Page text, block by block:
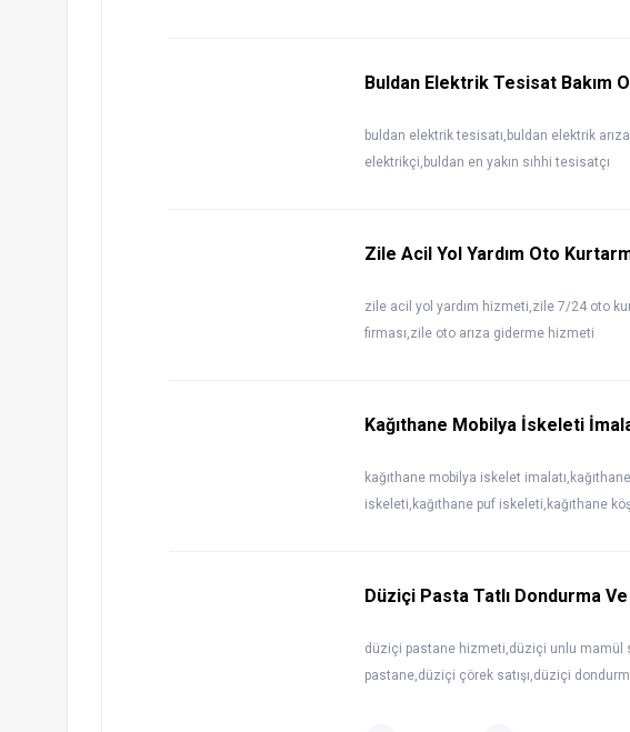
Buldan Elektrik Tesisat Bakım
buldan elektrik tesisatı,buldan elektrik
elektrikçi,buldan en yakın sıhhi tesisatçı
Zile Acil Yol Yardım Oto
zile acil yol yardım hizmeti,zile 7/24 oto
firması,zile oto arıza giderme hizmeti
Kağıthane Mobilya İskeleti
kağıthane mobilya iskelet
iskeleti,kağıthane puf iskeleti,kağıthane
Düziçi Pasta Tatlı Dondurma
düziçi pastane hizmeti,düziçi unlu mamül
pastane,düziçi çörek satışı,düziçi